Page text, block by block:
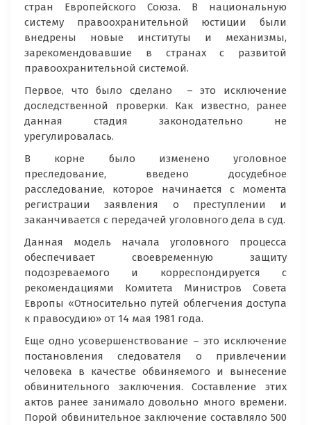
стран Европейского Союза. В национальную
систему правоохранительной юстиции были
внедрены новые институты и механизмы,
зарекомендовавшие в странах с развитой
правоохранительной системой.
Первое, что было сделано – это исключение
доследственной проверки. Как известно, ранее
данная стадия законодательно не
урегулировалась.
В корне было изменено уголовное
преследование, введено досудебное
расследование, которое начинается с момента
регистрации заявления о преступлении и
заканчивается с передачей уголовного дела в суд.
Данная модель начала уголовного процесса
обеспечивает своевременную защиту
подозреваемого и корреспондируется с
рекомендациями Комитета Министров Совета
Европы «Относительно путей облегчения доступа
к правосудию» от 14 мая 1981 года.
Еще одно усовершенствование – это исключение
постановления следователя о привлечении
человека в качестве обвиняемого и вынесение
обвинительного заключения. Составление этих
актов ранее занимало довольно много времени.
Порой обвинительное заключение составляло 500